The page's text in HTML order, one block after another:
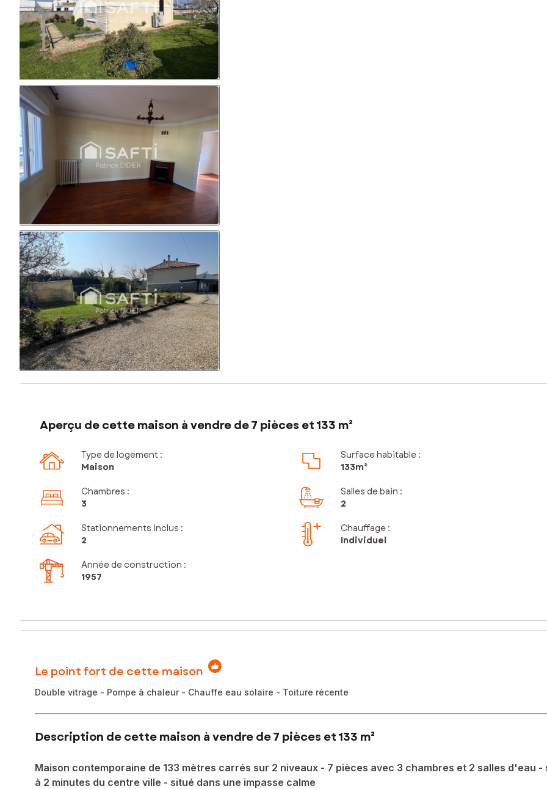
Aperçu de cette maison à vendre de 7 pièces et 133 m²
Type de logement :
Maison
Surface habitable :
133m²
Chambres :
3
Salles de bain :
2
Stationnements inclus :
2
Chauffage :
Individuel
Année de construction :
1957
Le point fort de cette maison
Double vitrage - Pompe à chaleur - Chauffe eau solaire - Toiture récente
Description de cette maison à vendre de 7 pièces et 133 m²
Maison contemporaine de 133 mètres carrés sur 2 niveaux - 7 pièces avec 3 chambres et 2 salles d'eau
à 2 minutes du centre ville - situé dans une impasse calme